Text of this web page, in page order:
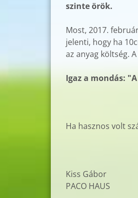
szinte örök.
Most, 2017.
jelenti, hogy ha
az anyag költség.
Igaz a mondás:
Ha hasznos volt
Kiss Gábor
PACO HAUS